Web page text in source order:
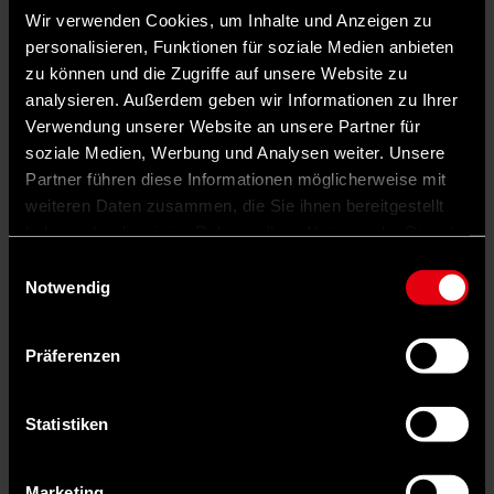
Wir verwenden Cookies, um Inhalte und Anzeigen zu
personalisieren, Funktionen für soziale Medien anbieten
zu können und die Zugriffe auf unsere Website zu
analysieren. Außerdem geben wir Informationen zu Ihrer
Verwendung unserer Website an unsere Partner für
soziale Medien, Werbung und Analysen weiter. Unsere
Partner führen diese Informationen möglicherweise mit
weiteren Daten zusammen, die Sie ihnen bereitgestellt
Notwendig
Präferenzen
Statistiken